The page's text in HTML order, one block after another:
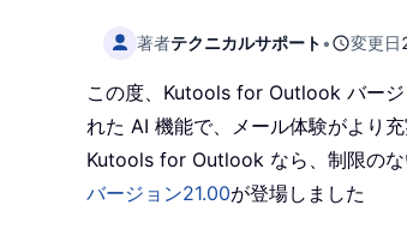
著者テクニカルサポート• 変更日
この度、Kutools for Outlook バージ
れた AI 機能で、メール体験がより
Kutools for Outlook なら、制限のな
バージョン21.00が登場しました